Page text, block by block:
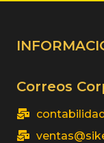
Correos